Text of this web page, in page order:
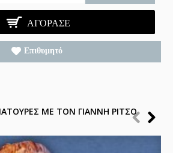
ΑΓΌΡΑΣΕ
Επιθυμητό
ΜΕ ΤΟΝ ΓΙΑΝΝΗ ΡΙΤΣΟ